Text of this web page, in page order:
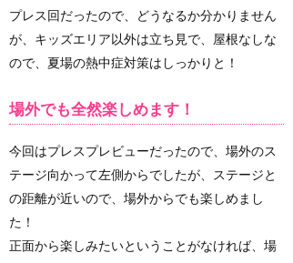
プレス回だったので、どうなるか分かりません
が、キッズエリア以外は立ち見で、屋根なしな
ので、夏場の熱中症対策はしっかりと！
場外でも全然楽しめます！
今回はプレスプレビューだったので、場外のス
テージ向かって左側からでしたが、ステージと
の距離が近いので、場外からでも楽しめまし
た！
正面から楽しみたいということがなければ、場